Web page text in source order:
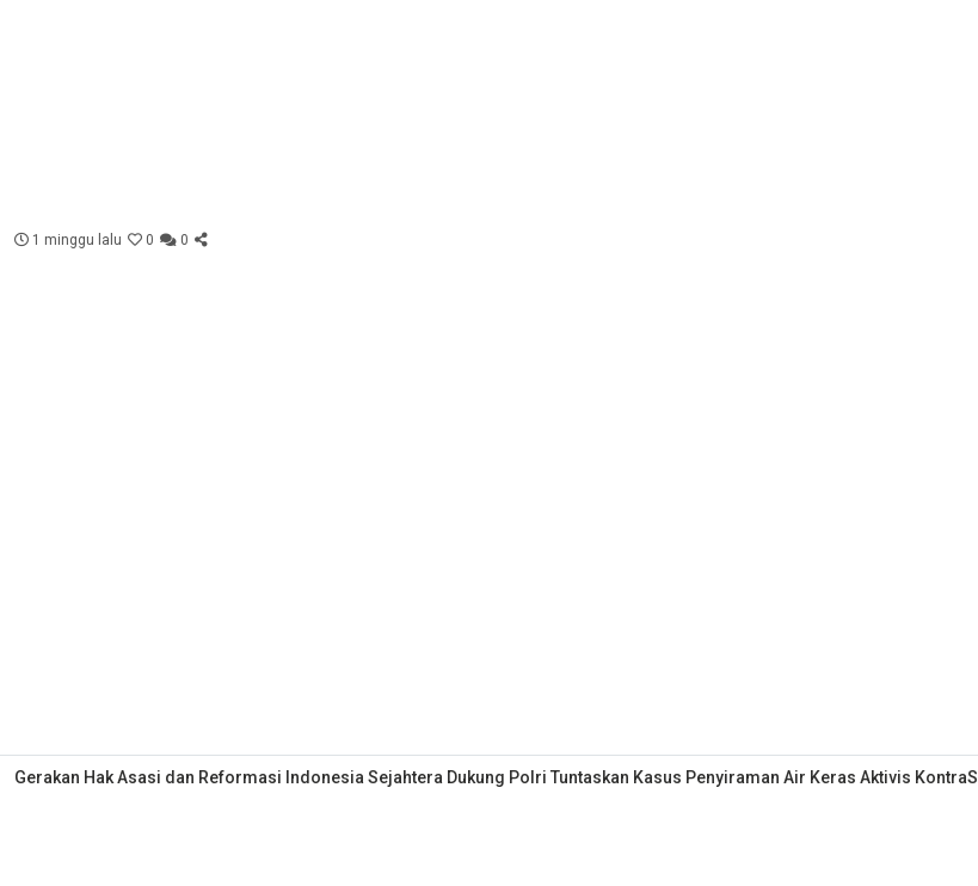
1 minggu lalu 0 0
Gerakan Hak Asasi dan Reformasi Indonesia Sejahtera Dukung Polri Tuntaskan Kasus Penyiraman Air Keras Aktivis KontraS